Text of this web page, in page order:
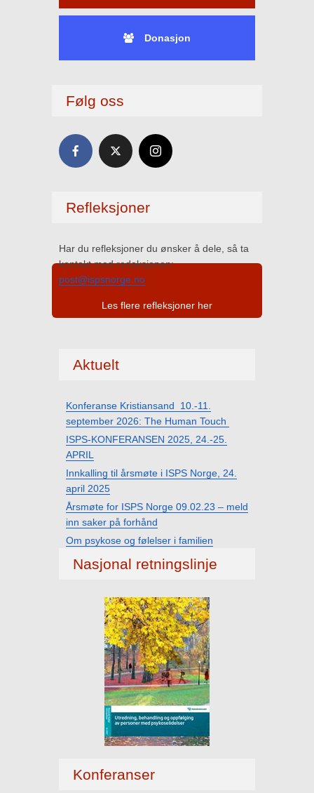
Donasjon
Følg oss
Refleksjoner
Har du refleksjoner du ønsker å dele, så ta
kontakt med redaksjonen:
post@ispsnorge.no
Les flere refleksjoner her
Aktuelt
Konferanse Kristiansand 10.-11.
september 2026: The Human Touch
ISPS-KONFERANSEN 2025, 24.-25.
APRIL
Innkalling til årsmøte i ISPS Norge, 24.
april 2025
Årsmøte for ISPS Norge 09.02.23 – meld
inn saker på forhånd
Om psykose og følelser i familien
Nasjonal retningslinje
Konferanser